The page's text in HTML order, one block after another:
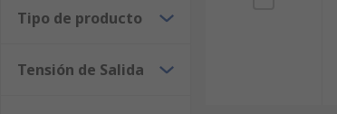
Tipo de producto
Tensión de Salida